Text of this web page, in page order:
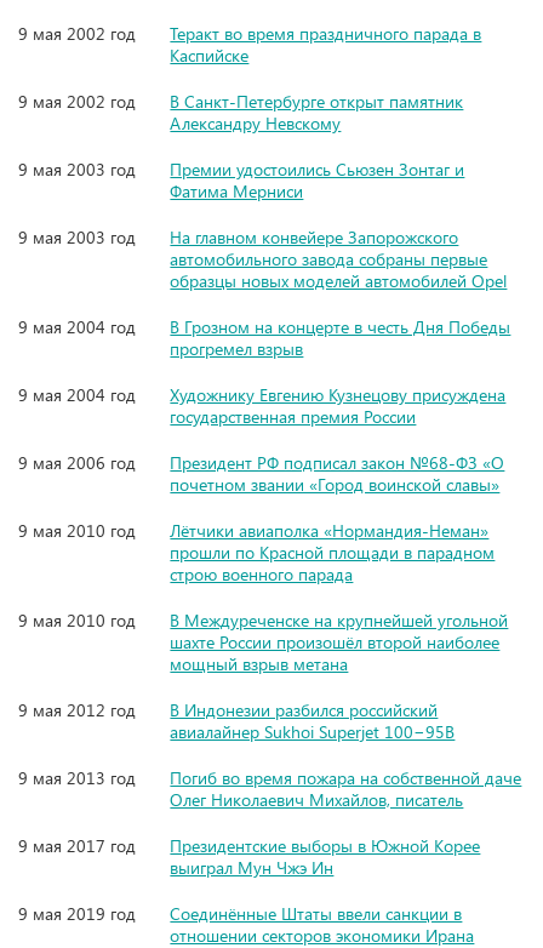
9 мая 2002 год
Теракт во время праздничного парада в
Каспийске
9 мая 2002 год
В Санкт-Петербурге открыт памятник
Александру Невскому
9 мая 2003 год
Премии удостоились Сьюзен Зонтаг и
Фатима Мерниси
9 мая 2003 год
На главном конвейере Запорожского
автомобильного завода собраны первые
образцы новых моделей автомобилей Opel
9 мая 2004 год
В Грозном на концерте в честь Дня Победы
прогремел взрыв
9 мая 2004 год
Художнику Евгению Кузнецову присуждена
государственная премия России
9 мая 2006 год
Президент РФ подписал закон №68-ФЗ «О
почетном звании «Город воинской славы»
9 мая 2010 год
Лётчики авиаполка «Нормандия-Неман»
прошли по Красной площади в парадном
строю военного парада
9 мая 2010 год
В Междуреченске на крупнейшей угольной
шахте России произошёл второй наиболее
мощный взрыв метана
9 мая 2012 год
В Индонезии разбился российский
авиалайнер Sukhoi Superjet 100−95B
9 мая 2013 год
Погиб во время пожара на собственной даче
Олег Николаевич Михайлов, писатель
9 мая 2017 год
Президентские выборы в Южной Корее
выиграл Мун Чжэ Ин
9 мая 2019 год
Соединённые Штаты ввели санкции в
отношении секторов экономики Ирана